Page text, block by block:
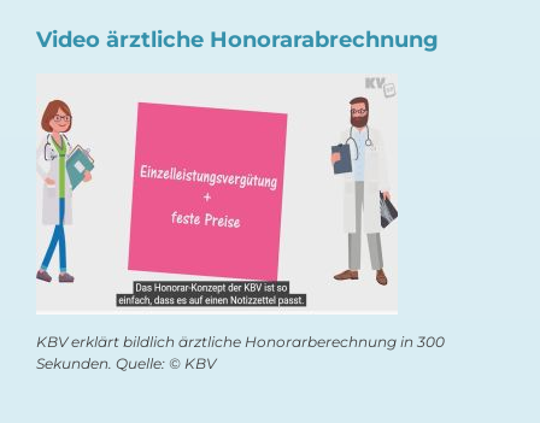
Video ärztliche Honorarabrechnung
KBV erklärt bildlich ärztliche Honorarberechnung in 300
Sekunden. Quelle: © KBV